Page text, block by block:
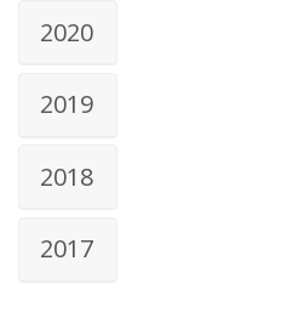
2020
2019
2018
2017